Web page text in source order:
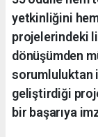
yetkinliğini
projelerindeki
dönüşümden
sorumluluktan
geliştirdiği
bir başarıya